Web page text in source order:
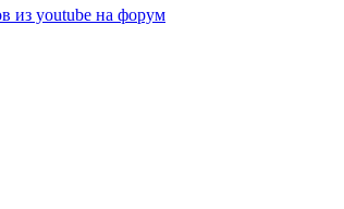
из youtube на форум